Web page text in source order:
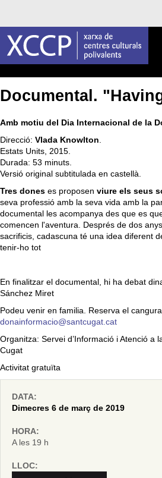
Documental.
Amb motiu del Dia Internacional de la
Direcció: Vlada Knowlton.
Estats Units, 2015.
Durada: 53 minuts.
Versió original subtitulada en castellà.
Tres dones es proposen viure els seus
seva professió amb la seva vida amb la
documental les acompanya des que es
comencen l'aventura. Després de dos
sacrificis, cadascuna té una idea diferent
tenir-ho tot
En finalitzar el documental, hi ha debat
Sánchez Miret
Podeu venir en familia. Reserva el
donainformacio@santcugat.cat
Organitza: Servei d’Informació i Atenció a
Cugat
Activitat gratuïta
DATA:
Dimecres 6 de març de 2019
HORA:
A les 19 h
LLOC: